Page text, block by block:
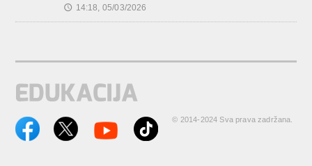
🕔 14:18, 05/03/2026
© 2014-2024 Sva prava zadržana.